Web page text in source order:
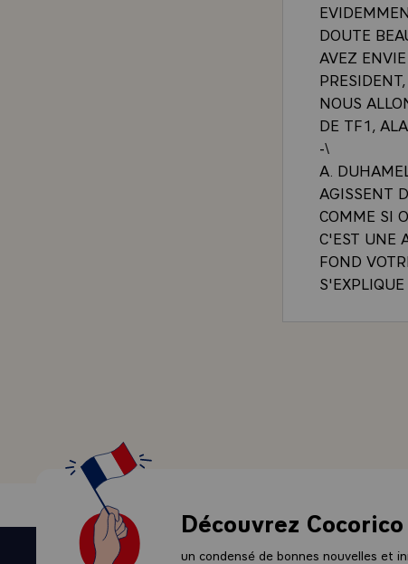
DOUTE
AVEZ
NOUS
DE TF1,
-\
A.
AGISSENT
COMME SI
C'EST UNE
FOND
- JE VOUS
EMISSION
QU'IL
JE VOUS
Découvrez Cocorico
un condensé de bonnes nouvelles et